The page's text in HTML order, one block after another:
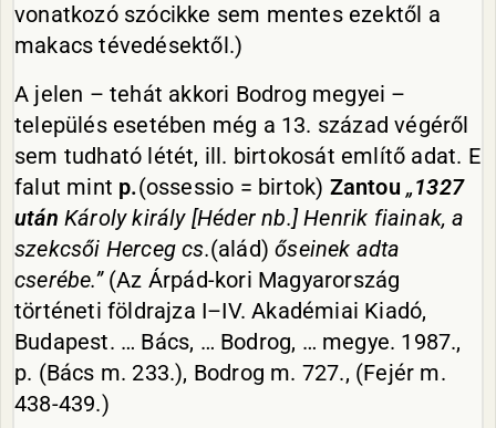
vonatkozó szócikke sem mentes ezektől a
makacs tévedésektől.)
A jelen – tehát akkori Bodrog megyei –
település esetében még a 13. század végéről
sem tudható létét, ill. birtokosát említő adat. E
falut mint p.(ossessio = birtok) Zantou „1327
után Károly király [Héder nb.] Henrik fiainak, a
szekcsői Herceg cs.(alád)őseinek adta
cserébe.” (Az Árpád-kori Magyarország
történeti földrajza I–IV. Akadémiai Kiadó,
Budapest. … Bács, … Bodrog, … megye. 1987.,
p. (Bács m. 233.), Bodrog m. 727., (Fejér m.
438-439.)